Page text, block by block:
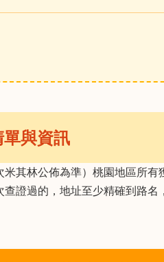
與資訊
其林公佈為準）桃園地區所有
證過的，地址至少精確到路名